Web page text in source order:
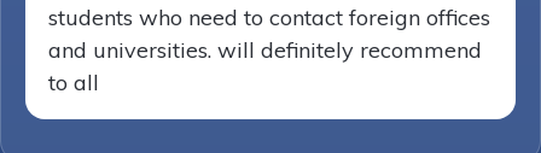
students who need to contact foreign offices
and universities. will definitely recommend
to all